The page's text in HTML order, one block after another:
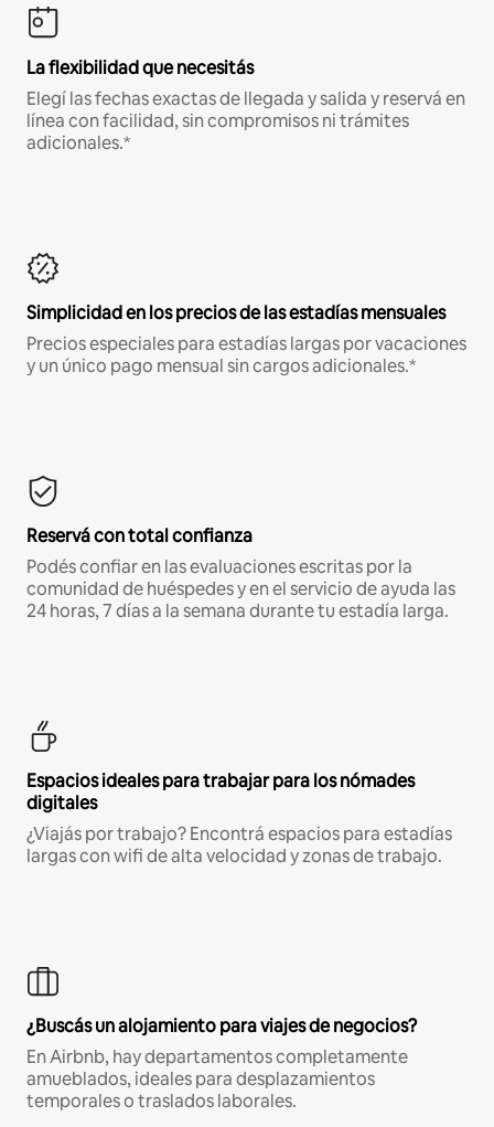
La flexibilidad que necesitás
Elegí las fechas exactas de llegada y salida y reservá en
línea con facilidad, sin compromisos ni trámites
adicionales.*
Simplicidad en los precios de las estadías mensuales
Precios especiales para estadías largas por vacaciones
y un único pago mensual sin cargos adicionales.*
Reservá con total confianza
Podés confiar en las evaluaciones escritas por la
comunidad de huéspedes y en el servicio de ayuda las
24 horas, 7 días a la semana durante tu estadía larga.
Espacios ideales para trabajar para los nómades
digitales
¿Viajás por trabajo? Encontrá espacios para estadías
largas con wifi de alta velocidad y zonas de trabajo.
¿Buscás un alojamiento para viajes de negocios?
En Airbnb, hay departamentos completamente
amueblados, ideales para desplazamientos
temporales o traslados laborales.